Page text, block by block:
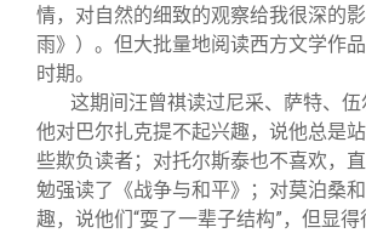
情，对自然的细致的观察给我很深的
雨》）。但大批量地阅读西方文学作
时期。
这期间汪曾祺读过尼采、萨特、伍
他对巴尔扎克提不起兴趣，说他总是
些欺负读者；对托尔斯泰也不喜欢，
勉强读了《战争与和平》；对莫泊桑
趣，说他们“耍了一辈子结构”，但显